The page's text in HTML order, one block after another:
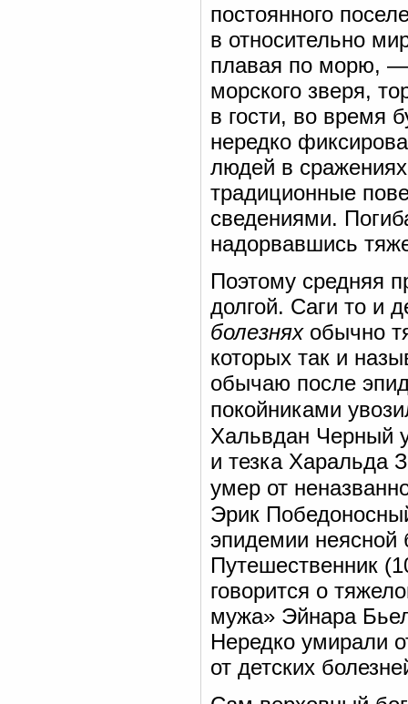
постоянного
в относительно
плавая по морю,
морского зверя,
в гости, во время
нередко
людей в
традиционные
сведениями.
надорвавшись
Поэтому средняя
долгой. Саги то и
болезняхобычно
которых так и
обычаю после
покойниками
Хальвдан Черный
и тезка Харальда
умер от
Эрик
эпидемии неясной
Путешественник
говорится о
мужа» Эйнара
Нередко умирали
от детских